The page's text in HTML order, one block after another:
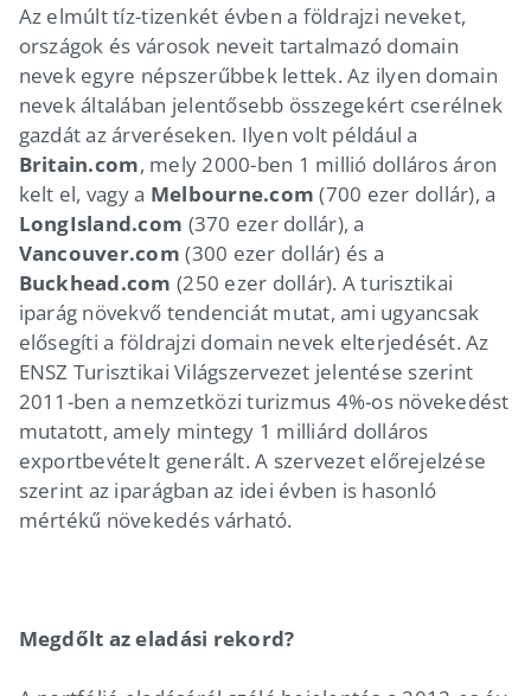
Az elmúlt tíz-tizenkét évben a földrajzi neveket,
országok és városok neveit tartalmazó domain
nevek egyre népszerűbbek lettek. Az ilyen domain
nevek általában jelentősebb összegekért cserélnek
gazdát az árveréseken. Ilyen volt például a
Britain.com, mely 2000-ben 1 millió dolláros áron
kelt el, vagy a Melbourne.com (700 ezer dollár), a
LongIsland.com (370 ezer dollár), a
Vancouver.com (300 ezer dollár) és a
Buckhead.com (250 ezer dollár). A turisztikai
iparág növekvő tendenciát mutat, ami ugyancsak
elősegíti a földrajzi domain nevek elterjedését. Az
ENSZ Turisztikai Világszervezet jelentése szerint
2011-ben a nemzetközi turizmus 4%-os növekedést
mutatott, amely mintegy 1 milliárd dolláros
exportbevételt generált. A szervezet előrejelzése
szerint az iparágban az idei évben is hasonló
mértékű növekedés várható.
Megdőlt az eladási rekord?